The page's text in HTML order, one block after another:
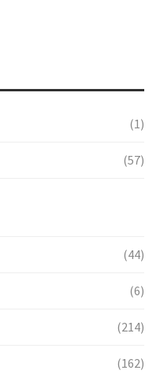
(1)
(57)
(44)
(6)
(214)
(162)